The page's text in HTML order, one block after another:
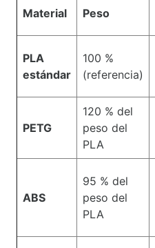
Material Peso
PLA
estándar
100 %
(referencia)
PETG
120 % del
peso del
PLA
ABS
95 % del
peso del
PLA